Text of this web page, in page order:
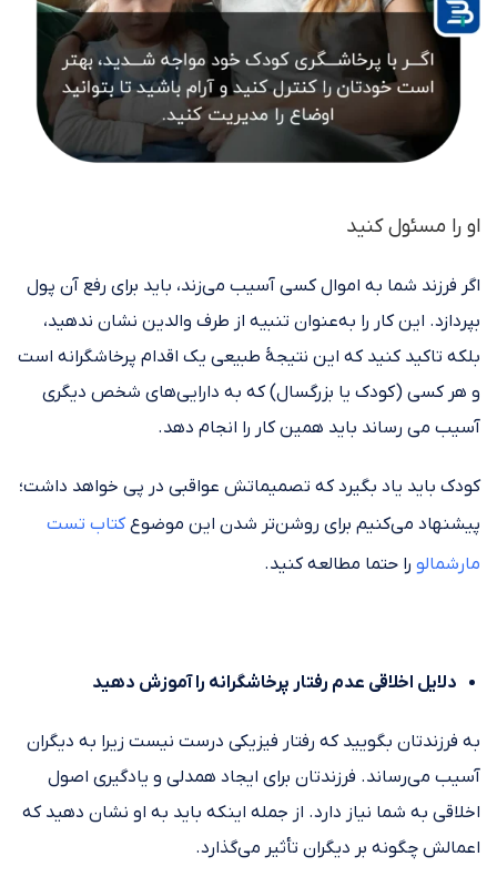
او را مسئول کنید
اگر فرزند شما به اموال کسی آسیب می‌زند، باید برای رفع آن پول
بپردازد. این کار را به‌عنوان تنبیه از طرف والدین نشان ندهید،
بلکه تاکید کنید که این نتیجهٔ طبیعی یک اقدام پرخاشگرانه است
و هر کسی (کودک یا بزرگسال) که به دارایی‌های شخص دیگری
آسیب می رساند باید همین کار را انجام دهد.
کودک باید یاد بگیرد که تصمیماتش عواقبی در پی خواهد داشت؛
پیشنهاد می‌کنیم برای روشن‌تر شدن این موضوعکتاب تست
مارشمالو را حتما مطالعه کنید.
دلایل اخلاقی عدم رفتار پرخاشگرانه را آموزش دهید
به فرزندتان بگویید که رفتار فیزیکی درست نیست زیرا به دیگران
آسیب می‌رساند. فرزندتان برای ایجاد همدلی و یادگیری اصول
اخلاقی به شما نیاز دارد. از جمله اینکه باید به او نشان دهید که
اعمالش چگونه بر دیگران تأثیر می‌گذارد.